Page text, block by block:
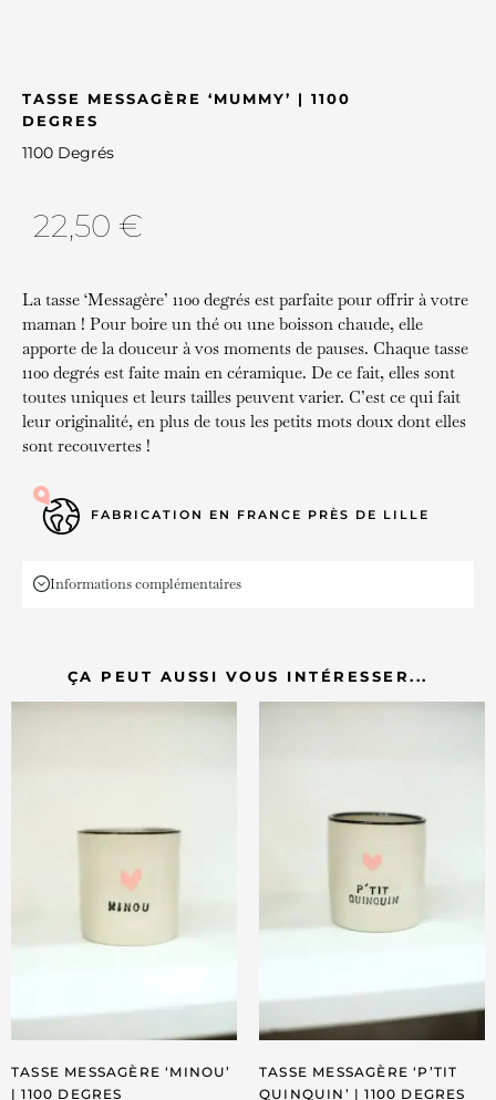
TASSE MESSAGÈRE ‘MUMMY’ | 1100
DEGRES
1100 Degrés
22,50 €
La tasse ‘Messagère’ 1100 degrés est parfaite pour offrir à votre
maman ! Pour boire un thé ou une boisson chaude, elle
apporte de la douceur à vos moments de pauses. Chaque tasse
1100 degrés est faite main en céramique. De ce fait, elles sont
toutes uniques et leurs tailles peuvent varier. C’est ce qui fait
leur originalité, en plus de tous les petits mots doux dont elles
sont recouvertes !
FABRICATION EN FRANCE PRÈS DE LILLE
Informations complémentaires
ÇA PEUT AUSSI VOUS INTÉRESSER...
TASSE MESSAGÈRE ‘MINOU’
| 1100 DEGRES
TASSE MESSAGÈRE ‘P’TIT
QUINQUIN’ | 1100 DEGRES